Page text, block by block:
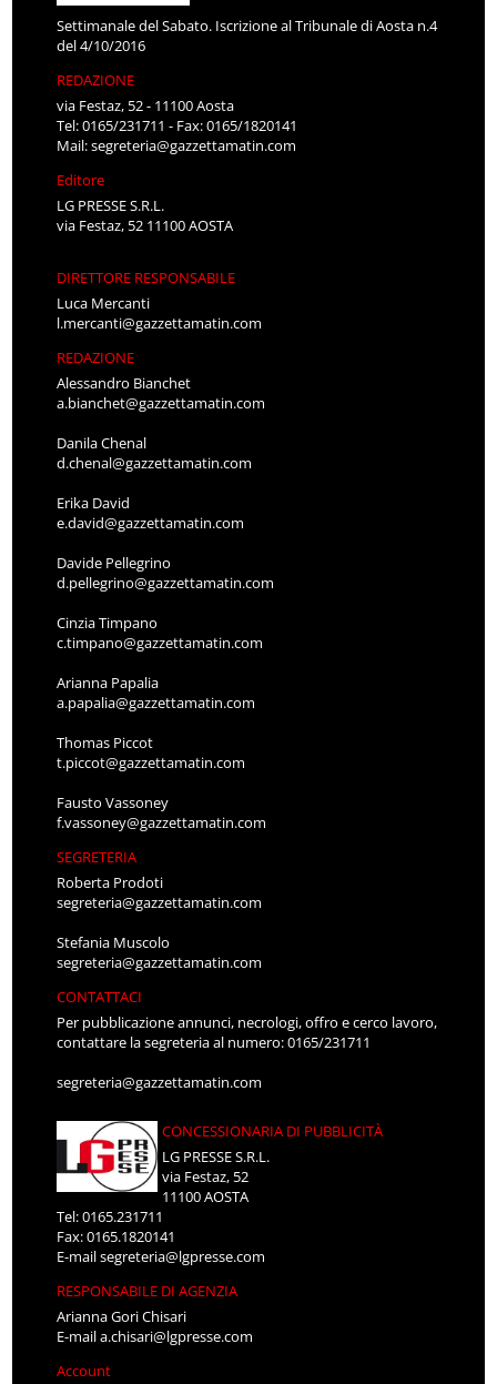
Settimanale del Sabato. Iscrizione al Tribunale di Aosta n.4
del 4/10/2016
REDAZIONE
via Festaz, 52 - 11100 Aosta
Tel: 0165/231711 - Fax: 0165/1820141
Mail:segreteria@gazzettamatin.com
Editore
LG PRESSE S.R.L.
via Festaz, 52 11100 AOSTA
DIRETTORE RESPONSABILE
Luca Mercanti
l.mercanti@gazzettamatin.com
REDAZIONE
Alessandro Bianchet
a.bianchet@gazzettamatin.com
Danila Chenal
d.chenal@gazzettamatin.com
Erika David
e.david@gazzettamatin.com
Davide Pellegrino
d.pellegrino@gazzettamatin.com
Cinzia Timpano
c.timpano@gazzettamatin.com
Arianna Papalia
a.papalia@gazzettamatin.com
Thomas Piccot
t.piccot@gazzettamatin.com
Fausto Vassoney
f.vassoney@gazzettamatin.com
SEGRETERIA
Roberta Prodoti
segreteria@gazzettamatin.com
Stefania Muscolo
segreteria@gazzettamatin.com
CONTATTACI
Per pubblicazione annunci, necrologi, offro e cerco lavoro,
contattare la segreteria al numero: 0165/231711
segreteria@gazzettamatin.com
CONCESSIONARIA DI PUBBLICITÀ
LG PRESSE S.R.L.
via Festaz, 52
11100 AOSTA
Tel: 0165.231711
Fax: 0165.1820141
E-mailsegreteria@lgpresse.com
RESPONSABILE DI AGENZIA
Arianna Gori Chisari
E-maila.chisari@lgpresse.com
Account